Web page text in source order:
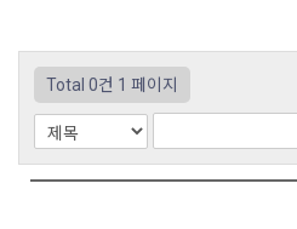
Total 0건 1 페이지